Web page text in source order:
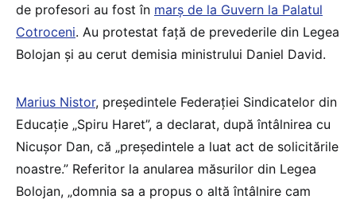
de profesori au fost în marș de la Guvern la Palatul
Cotroceni. Au protestat față de prevederile din Legea
Bolojan și au cerut demisia ministrului Daniel David.
Marius Nistor, președintele Federației Sindicatelor din
Educație „Spiru Haret”, a declarat, după întâlnirea cu
Nicușor Dan, că „președintele a luat act de solicitările
noastre.” Referitor la anularea măsurilor din Legea
Bolojan, „domnia sa a propus o altă întâlnire cam